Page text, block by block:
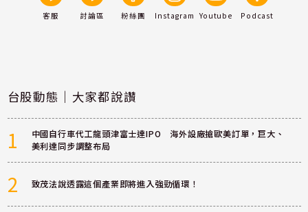
客服 討論區 粉絲團 Instagram Youtube Podcast
台股動態｜大家都說讚
1
中國自行車代工龍頭津富士達IPO 海外設廠搶歐美訂單，巨大、
美利達同步調整布局
2 致茂法說透露這個產業即將進入強勁循環！